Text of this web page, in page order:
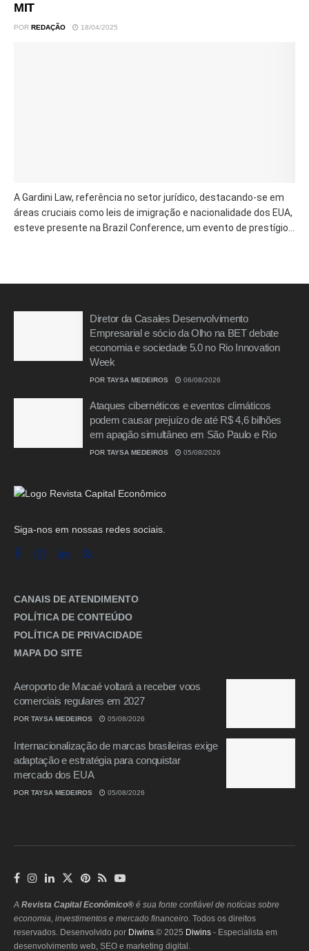
MIT
POR REDAÇÃO 18/04/2025
A Gardini Law, referência no setor jurídico, destacando-se em
áreas cruciais como leis de imigração e nacionalidade dos EUA,
esteve presente na Brazil Conference, um evento de prestígio...
Diretor da Casales Desenvolvimento
Empresarial e sócio da Olho na BET debate
economia e sociedade 5.0 no Rio Innovation
Week
POR TAYSA MEDEIROS 06/08/2026
Ataques cibernéticos e eventos climáticos
podem causar prejuízo de até R$ 4,6 bilhões
em apagão simultâneo em São Paulo e Rio
POR TAYSA MEDEIROS 05/08/2026
Siga-nos em nossas redes sociais.
CANAIS DE ATENDIMENTO
POLÍTICA DE CONTEÚDO
POLÍTICA DE PRIVACIDADE
MAPA DO SITE
Aeroporto de Macaé voltará a receber voos
comerciais regulares em 2027
POR TAYSA MEDEIROS 05/08/2026
Internacionalização de marcas brasileiras exige
adaptação e estratégia para conquistar
mercado dos EUA
POR TAYSA MEDEIROS 05/08/2026
A Revista Capital Econômico® é sua fonte confiável de notícias sobre
economia, investimentos e mercado financeiro. Todos os direitos
reservados. Desenvolvido por Diwins .© 2025 Diwins - Especialista em
desenvolvimento web, SEO e marketing digital.